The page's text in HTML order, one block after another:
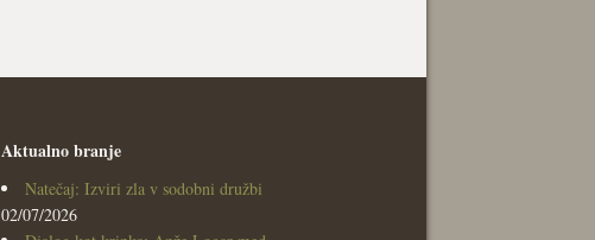
Aktualno branje
Natečaj: Izviri zla v sodobni družbi
02/07/2026